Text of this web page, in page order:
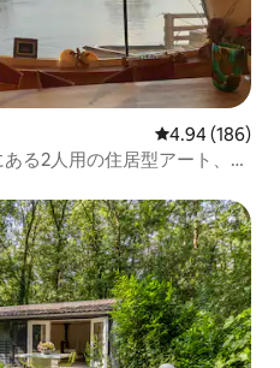
レビュー186
4.94 (186)
る2人用の住居型アート、ガ